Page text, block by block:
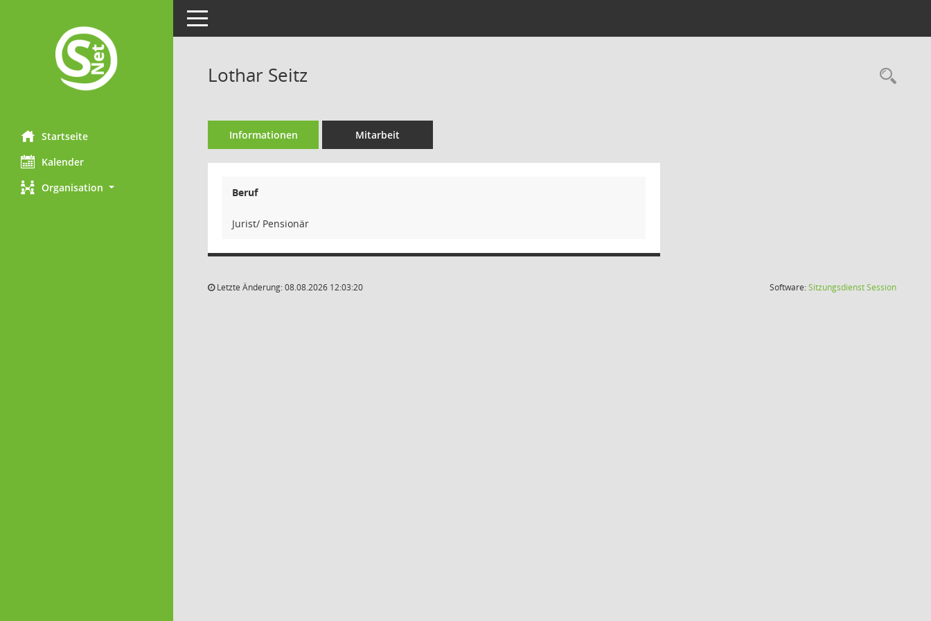
Startseite
Kalender
Organisation
Toggle navigation
Lothar Seitz
Informationen Mitarbeit
Beruf
Jurist/ Pensionär
Letzte Änderung: 08.08.2026 12:03:20 Software:SitzungsdienstSession(Wird in